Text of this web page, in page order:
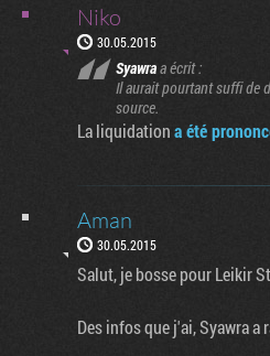
Niko
30.05.2015
Syawraa écrit :
Il aurait pourtant suffi de
source.
La liquidationa été
Aman
30.05.2015
Salut, je bosse pour Leikir
Des infos que j'ai, Syawra